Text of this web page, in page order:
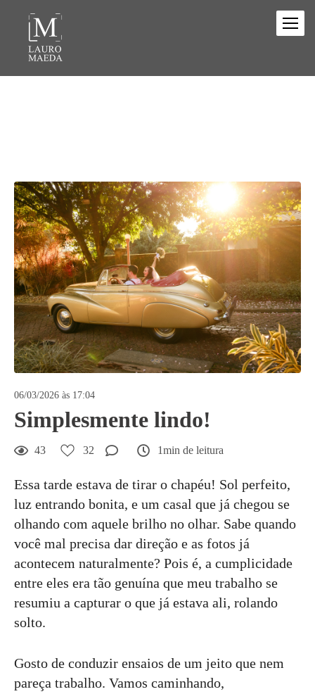
06/03/2026 às 17:04
Simplesmente lindo!
43 32 1min de leitura
Essa tarde estava de tirar o chapéu! Sol perfeito,
luz entrando bonita, e um casal que já chegou se
olhando com aquele brilho no olhar. Sabe quando
você mal precisa dar direção e as fotos já
acontecem naturalmente? Pois é, a cumplicidade
entre eles era tão genuína que meu trabalho se
resumiu a capturar o que já estava ali, rolando
solto.
Gosto de conduzir ensaios de um jeito que nem
pareça trabalho. Vamos caminhando,